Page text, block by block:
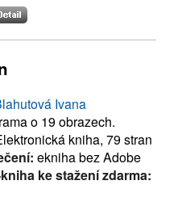
Ivana
o 19 obrazech.
kniha, 79 stran
ekniha bez Adobe
ke stažení zdarma: